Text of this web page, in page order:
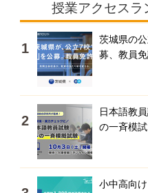
授業アクセスラ
茨城県の
募、教員
日本語教
の一斉模
小中高向